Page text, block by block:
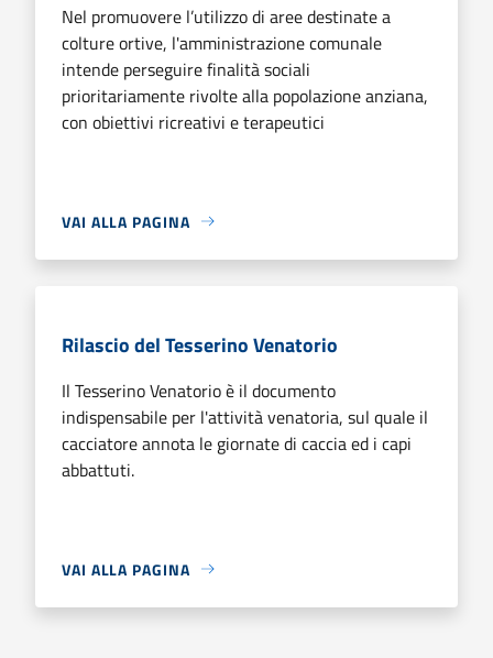
Nel promuovere l’utilizzo di aree destinate a
colture ortive, l'amministrazione comunale
intende perseguire finalità sociali
prioritariamente rivolte alla popolazione anziana,
con obiettivi ricreativi e terapeutici
VAI ALLA PAGINA
Rilascio del Tesserino Venatorio
Il Tesserino Venatorio è il documento
indispensabile per l'attività venatoria, sul quale il
cacciatore annota le giornate di caccia ed i capi
abbattuti.
VAI ALLA PAGINA